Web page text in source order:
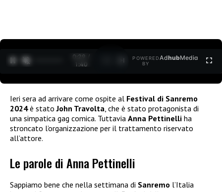
0:30 /
1:40
POWERED
BY
AdhubMedia
Ieri sera ad arrivare come ospite al Festival di Sanremo
2024è statoJohn Travolta , che è stato protagonista di
una simpatica gag comica. Tuttavia Anna Pettinelli ha
stroncato l’organizzazione per il trattamento riservato
all’attore.
Le parole di Anna Pettinelli
Sappiamo bene che nella settimana di Sanremo l’Italia